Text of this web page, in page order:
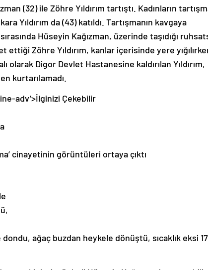
(32) ile Zöhre Yıldırım tartıştı. Kadınların
Yıldırım da (43) katıldı. Tartışmanın kavgaya
Hüseyin Kağızman, üzerinde taşıdığı
Zöhre Yıldırım, kanlar içerisinde yere
olarak Digor Devlet Hastanesine kaldırılan Yıldırım,
kurtarılamadı.
adv’>İlginizi Çekebilir
cinayetinin görüntüleri ortaya çıktı
ağaç buzdan heykele dönüştü, sıcaklık eksi 17